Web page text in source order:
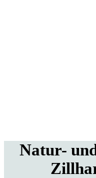
Natur-